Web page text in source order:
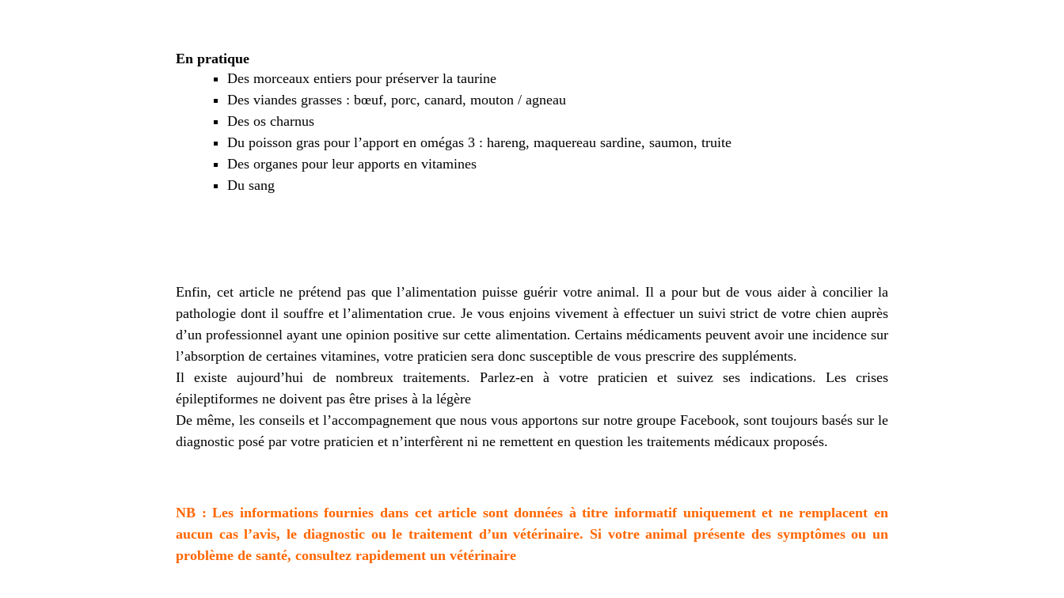
En pratique
Des morceaux entiers pour préserver la taurine
Des viandes grasses : bœuf, porc, canard, mouton / agneau
Des os charnus
Du poisson gras pour l’apport en omégas 3 : hareng, maquereau sardine, saumon, truite
Des organes pour leur apports en vitamines
Du sang
Enfin, cet article ne prétend pas que l’alimentation puisse guérir votre animal. Il a pour but de vous aider à concilier la
pathologie dont il souffre et l’alimentation crue. Je vous enjoins vivement à effectuer un suivi strict de votre chien auprès
d’un professionnel ayant une opinion positive sur cette alimentation. Certains médicaments peuvent avoir une incidence sur
l’absorption de certaines vitamines, votre praticien sera donc susceptible de vous prescrire des suppléments.
Il existe aujourd’hui de nombreux traitements. Parlez-en à votre praticien et suivez ses indications. Les crises
épileptiformes ne doivent pas être prises à la légère
De même, les conseils et l’accompagnement que nous vous apportons sur notre groupe Facebook, sont toujours basés sur le
diagnostic posé par votre praticien et n’interfèrent ni ne remettent en question les traitements médicaux proposés.
NB : Les informations fournies dans cet article sont données à titre informatif uniquement et ne remplacent en
aucun cas l’avis, le diagnostic ou le traitement d’un vétérinaire. Si votre animal présente des symptômes ou un
problème de santé, consultez rapidement un vétérinaire